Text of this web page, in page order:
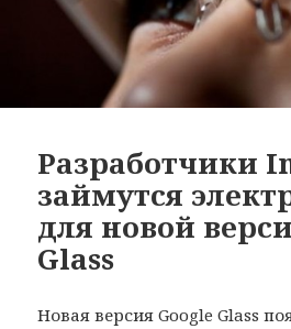
Разработчики
займутся
для новой
Glass
Новая версия Google Glass